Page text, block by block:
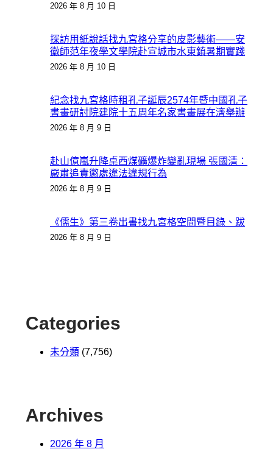
2026 年 8 月 10 日
探訪用紙說話找九宮格分享的皮影藝術——安
徽師范年夜學文學院赴宣城市水東鎮暑期實踐
2026 年 8 月 10 日
紀念找九宮格時租孔子誕辰2574年暨中國孔子
書畫研討院建院十五周年名家書畫展在濟舉辦
2026 年 8 月 9 日
赴山億嵐升降桌西煤礦爆炸變亂現場 張國清：
嚴肅追責懲處違法違規行為
2026 年 8 月 9 日
《儒生》第三卷出書找九宮格空間暨目錄、跋
2026 年 8 月 9 日
Categories
未分類 (7,756)
Archives
2026 年 8 月